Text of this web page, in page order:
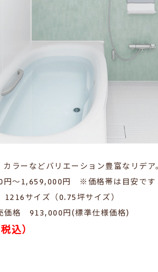
ラーなどバリエーション豊富なリデア
円～1,659,000円 ※価格帯は目安です
サイズ（0.75坪サイズ）
価格 913,000円(標準仕様価格)
込）